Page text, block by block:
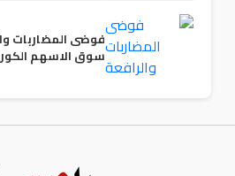
فوضى المضاربات
سوق الاسهم